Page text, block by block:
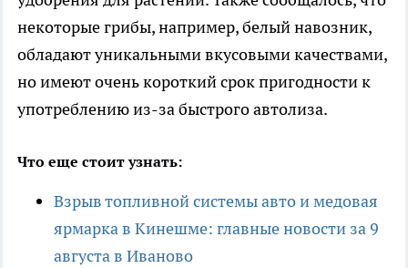
некоторые грибы, например, белый навозник,
обладают уникальными вкусовыми качествами,
но имеют очень короткий срок пригодности к
употреблению из-за быстрого автолиза.
Что еще стоит узнать:
Взрыв топливной системы авто и медовая
ярмарка в Кинешме: главные новости за 9
августа в Иваново